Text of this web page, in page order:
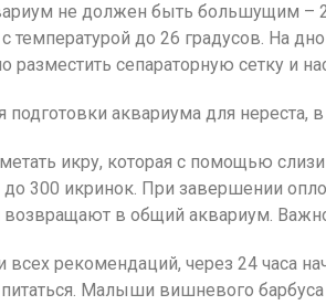
не должен быть большущим –
температурой до 26 градусов. На
разместить сепараторную сетку и
подготовки аквариума для
икру, которая с помощью
до 300 икринок. При завершении
возвращают в общий аквариум.
рекомендаций, через 24 часа
питаться. Малыши вишневого